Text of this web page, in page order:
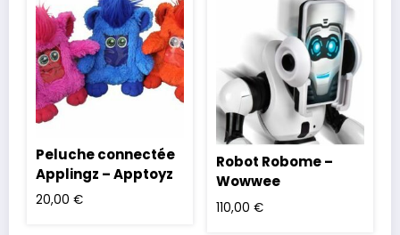
Peluche connectée
Applingz – Apptoyz
20,00 €
Robot Robome –
Wowwee
110,00 €